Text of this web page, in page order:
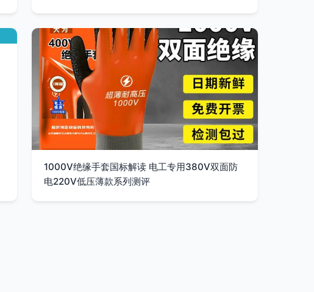
1000V绝缘手套国标解读 电工专用380V双面防
电220V低压薄款系列测评